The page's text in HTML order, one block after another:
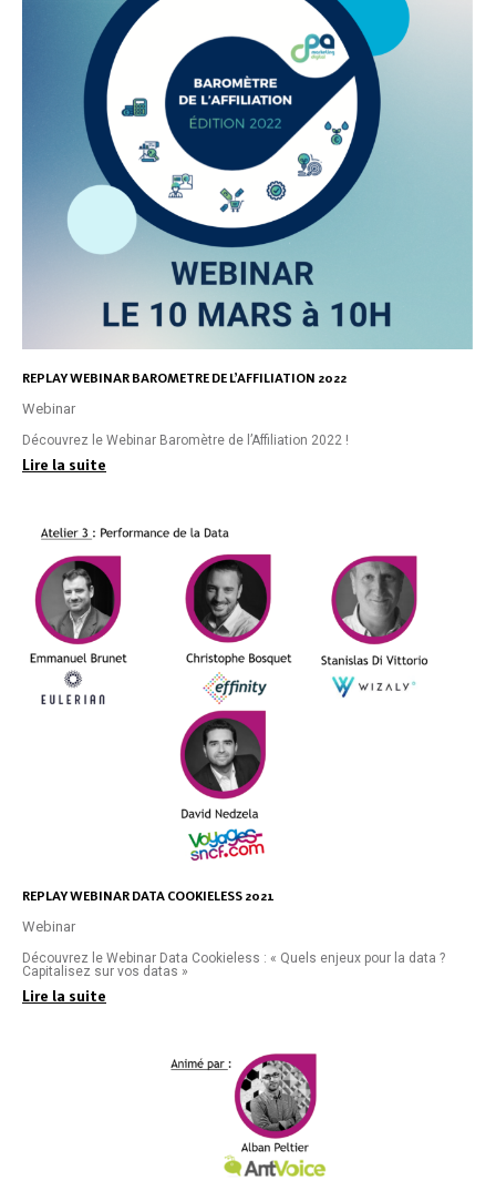
REPLAY WEBINAR BAROMETRE DE L’AFFILIATION 2022
Webinar
Découvrez le Webinar Baromètre de l’Affiliation 2022 !
Lire la suite
REPLAY WEBINAR DATA COOKIELESS 2021
Webinar
Découvrez le Webinar Data Cookieless : « Quels enjeux pour la data ?
Capitalisez sur vos datas »
Lire la suite